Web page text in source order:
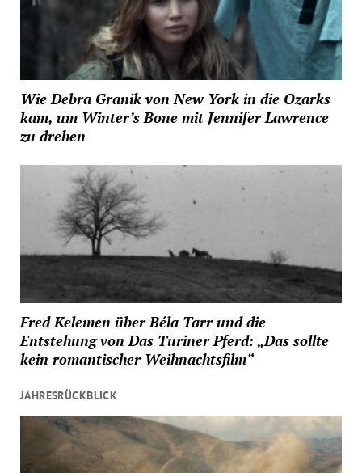
Wie Debra Granik von New York in die Ozarks
kam, um Winter’s Bone mit Jennifer Lawrence
zu drehen
Fred Kelemen über Béla Tarr und die
Entstehung von Das Turiner Pferd: „Das sollte
kein romantischer Weihnachtsfilm“
JAHRESRÜCKBLICK